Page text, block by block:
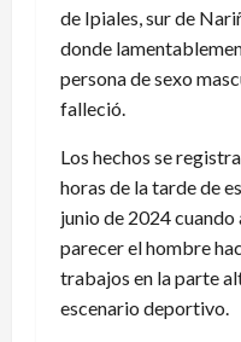
de Ipiales, sur de
donde
persona de sexo
falleció.
Los hechos se
horas de la tarde de
junio de 2024 cuando
parecer el hombre
trabajos en la parte
escenario deportivo.